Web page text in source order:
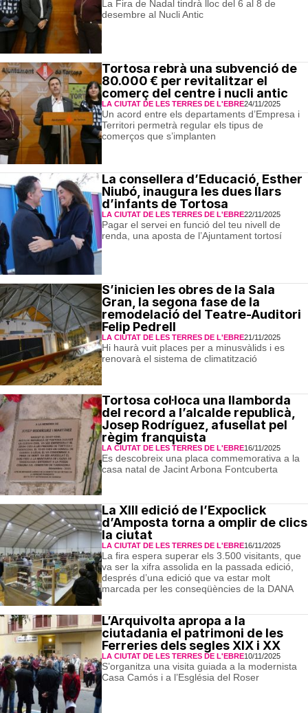
La Fira de Nadal tindrà lloc del 6 al 8 de
desembre al Nucli Antic
Tortosa rebrà una subvenció de
80.000 € per revitalitzar el
comerç del centre i nucli antic
LA CIUTAT DE LES TERRES DE L'EBRE24/11/2025
Un acord entre els departaments d’Empresa i
Territori permetrà regular els tipus de
comerços que s’implanten
La consellera d’Educació, Esther
Niubó, inaugura les dues llars
d’infants de Tortosa
LA CIUTAT DE LES TERRES DE L'EBRE22/11/2025
Pagar el servei en funció del teu nivell de
renda, una aposta de l’Ajuntament tortosí
S’inicien les obres de la Sala
Gran, la segona fase de la
remodelació del Teatre-Auditori
Felip Pedrell
LA CIUTAT DE LES TERRES DE L'EBRE21/11/2025
Hi haurà vuit places per a minusvàlids i es
renovarà el sistema de climatització
Tortosa col·loca una llamborda
del record a l’alcalde republicà,
Josep Rodríguez, afusellat pel
règim franquista
LA CIUTAT DE LES TERRES DE L'EBRE16/11/2025
Es descobreix una placa commemorativa a la
casa natal de Jacint Arbona Fontcuberta
La XIII edició de l’Expoclick
d’Amposta torna a omplir de clics
la ciutat
LA CIUTAT DE LES TERRES DE L'EBRE16/11/2025
La fira espera superar els 3.500 visitants, que
va ser la xifra assolida en la passada edició,
després d’una edició que va estar molt
marcada per les conseqüències de la DANA
L’Arquivolta apropa a la
ciutadania el patrimoni de les
Ferreries dels segles XIX i XX
LA CIUTAT DE LES TERRES DE L'EBRE10/11/2025
S’organitza una visita guiada a la modernista
Casa Camós i a l’Església del Roser